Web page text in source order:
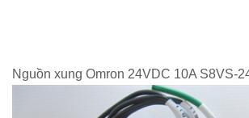
Nguồn xung Omron 24VDC 10A S8VS-